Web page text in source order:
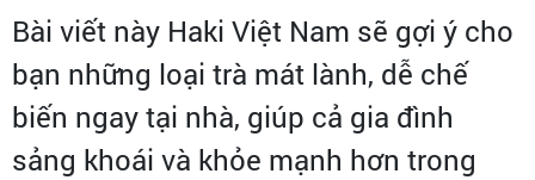
Bài viết này Haki Việt Nam sẽ gợi ý cho
bạn những loại trà mát lành, dễ chế
biến ngay tại nhà, giúp cả gia đình
sảng khoái và khỏe mạnh hơn trong